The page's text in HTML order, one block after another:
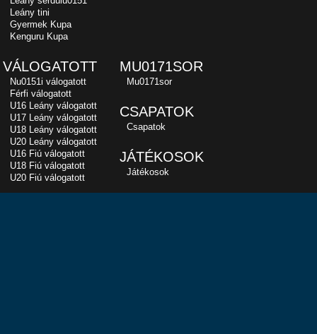
Leány tini
Gyermek Kupa
Kenguru Kupa
VÁLOGATOTT
Nu0151i válogatott
Férfi válogatott
U16 Leány válogatott
U17 Leány válogatott
U18 Leány válogatott
U20 Leány válogatott
U16 Fiú válogatott
U18 Fiú válogatott
U20 Fiú válogatott
MU0171SOR
Mu0171sor
CSAPATOK
Csapatok
JÁTÉKOSOK
Játékosok